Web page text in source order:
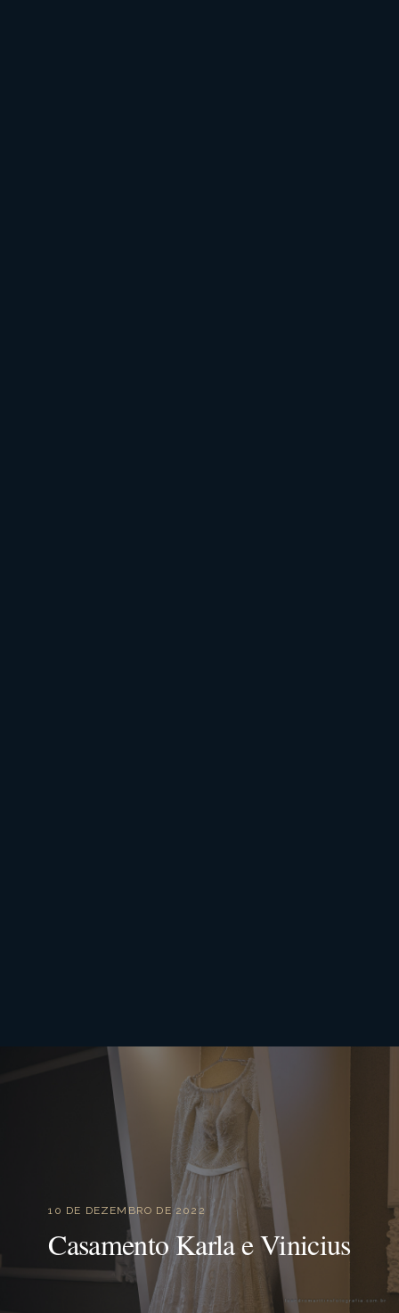
10 DE DEZEMBRO DE 2022
Casamento Karla e Vinicius